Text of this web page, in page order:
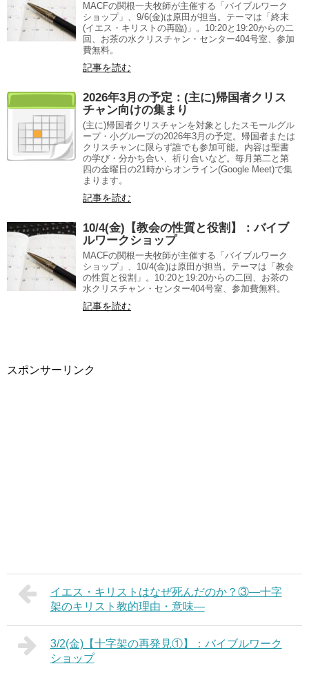
MACFの関根一夫牧師が主催する「バイブルワーク
ショップ」、9/6(金)は原田が担当。テーマは「終末
(イエス・キリストの再臨)」。10:20と19:20からの二
回、お茶の水クリスチャン・センター404号室、参加
費無料。
記事を読む
2026年3月の予定：(主に)帰国者クリス
チャン向けの集まり
(主に)帰国者クリスチャンを対象としたスモールグル
ープ・小グループの2026年3月の予定。帰国者または
クリスチャンに限らず誰でも参加可能。内容は聖書
の学び・分かち合い、祈り合いなど。毎月第二と第
四の金曜日の21時からオンライン(Google Meet)で集
まります。
記事を読む
10/4(金)【教会の性質と役割】：バイブ
ルワークショップ
MACFの関根一夫牧師が主催する「バイブルワーク
ショップ」、10/4(金)は原田が担当。テーマは「教会
の性質と役割」。10:20と19:20からの二回、お茶の
水クリスチャン・センター404号室、参加費無料。
記事を読む
スポンサーリンク
イエス・キリストはなぜ死んだのか？③―十字
架のキリスト教的理由・意味―
3/2(金)【十字架の再発見①】：バイブルワーク
ショップ